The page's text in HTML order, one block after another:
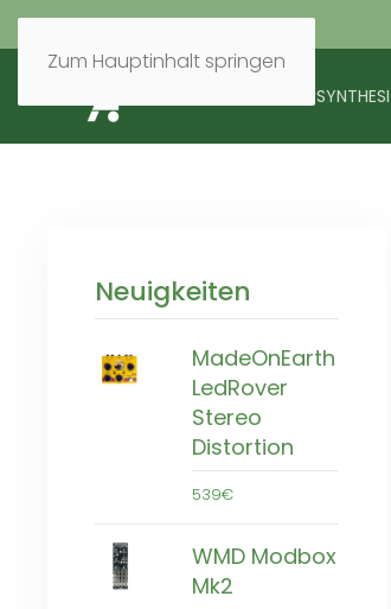
Zum Hauptinhalt springen
Neuigkeiten
MadeOnEarth
LedRover
Stereo
Distortion
539€
WMD Modbox
Mk2